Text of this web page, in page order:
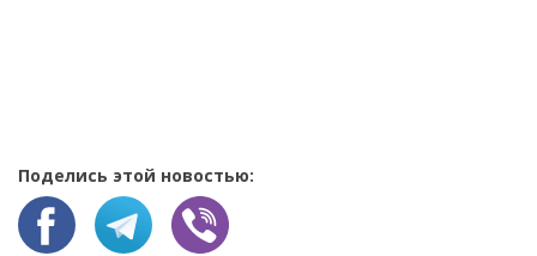
Поделись этой новостью: